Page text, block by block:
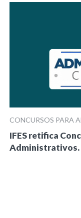
CONCURSOS PARA
IFES retifica
Administrativos.